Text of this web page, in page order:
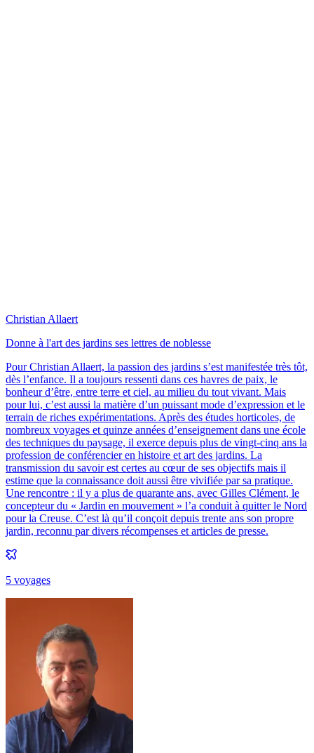
Christian Allaert
Donne à l'art des jardins ses lettres de noblesse
Pour Christian Allaert, la passion des jardins s’est manifestée très tôt,
dès l’enfance. Il a toujours ressenti dans ces havres de paix, le
bonheur d’être, entre terre et ciel, au milieu du tout vivant. Mais
pour lui, c’est aussi la matière d’un puissant mode d’expression et le
terrain de riches expérimentations. Après des études horticoles, de
nombreux voyages et quinze années d’enseignement dans une école
des techniques du paysage, il exerce depuis plus de vingt-cinq ans la
profession de conférencier en histoire et art des jardins. La
transmission du savoir est certes au cœur de ses objectifs mais il
estime que la connaissance doit aussi être vivifiée par sa pratique.
Une rencontre : il y a plus de quarante ans, avec Gilles Clément, le
concepteur du « Jardin en mouvement » l’a conduit à quitter le Nord
pour la Creuse. C’est là qu’il conçoit depuis trente ans son propre
jardin, reconnu par divers récompenses et articles de presse.
5 voyages